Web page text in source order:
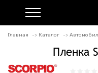
Главная Каталог
Пленка